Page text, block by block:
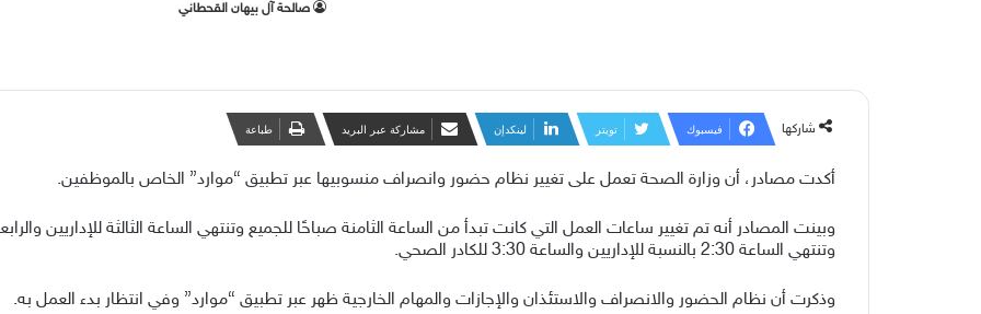
صالحة آل بيهان القحطاني
شاركها فيسبوك تويتر لينكدإن مشاركة عبر البريد طباعة
أكدت مصادر، أن وزارة الصحة تعمل على تغيير نظام حضور وانصراف منسوبيها عبر تطبيق “موارد” الخاص بالموظفين.
وتنتهي الساعة 2:30 بالنسبة للإداريين والساعة 3:30 للكادر الصحي.
وذكرت أن نظام الحضور والانصراف والاستئذان والإجازات والمهام الخارجية ظهر عبر تطبيق “موارد” وفي انتظار بدء العمل به.